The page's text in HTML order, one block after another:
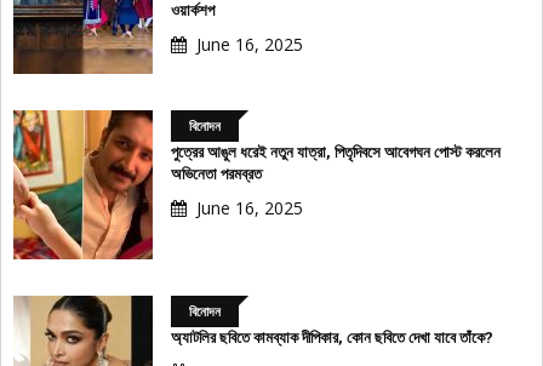
ওয়ার্কশপ
June 16, 2025
বিনোদন
পুত্রের আঙুল ধরেই নতুন যাত্রা, পিতৃদিবসে আবেগঘন পোস্ট করলেন
অভিনেতা পরমব্রত
June 16, 2025
বিনোদন
অ্যাটলির ছবিতে কামব্যাক দীপিকার, কোন ছবিতে দেখা যাবে তাঁকে?